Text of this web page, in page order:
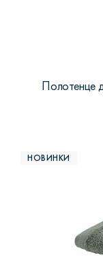
Полотенце
НОВИНКИ